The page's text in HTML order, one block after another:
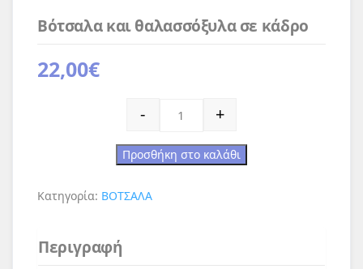
Βότσαλα και θαλασσόξυλα σε κάδρο
22,00€
- +
Προσθήκη στο καλάθι
Κατηγορία: ΒΟΤΣΑΛΑ
Περιγραφή